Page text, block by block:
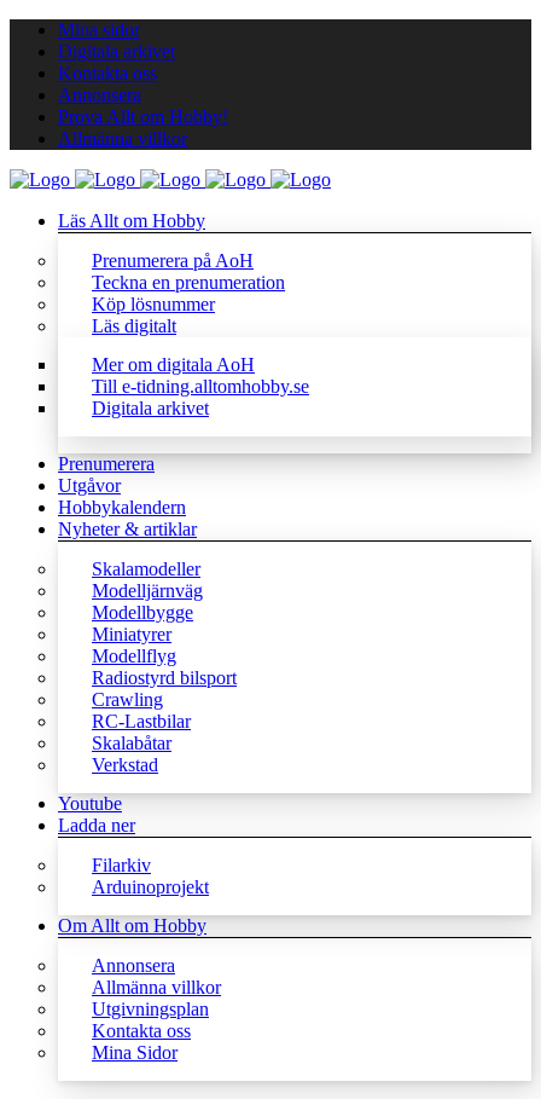
Mina sidor
Digitala arkivet
Kontakta oss
Annonsera
Prova Allt om Hobby!
Allmänna villkor
Läs Allt om Hobby
Prenumerera på AoH
Teckna en prenumeration
Köp lösnummer
Läs digitalt
Mer om digitala AoH
Till e-tidning.alltomhobby.se
Digitala arkivet
Prenumerera
Utgåvor
Hobbykalendern
Nyheter & artiklar
Skalamodeller
Modelljärnväg
Modellbygge
Miniatyrer
Modellflyg
Radiostyrd bilsport
Crawling
RC-Lastbilar
Skalabåtar
Verkstad
Youtube
Ladda ner
Filarkiv
Arduinoprojekt
Om Allt om Hobby
Annonsera
Allmänna villkor
Utgivningsplan
Kontakta oss
Mina Sidor